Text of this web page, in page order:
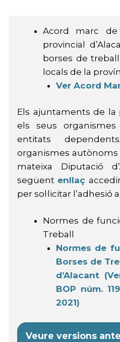
Acord marc de
provincial
borses de
locals de la
Ver Acord
Els ajuntaments de la
els seus
entitats
organismes autònoms
mateixa Diputació
següent enllaç
per sol·licitar l’adhesió
Normes de
Treball
Normes de
Borses de
d’Alacant
BOP núm.
2021)
Veure versions